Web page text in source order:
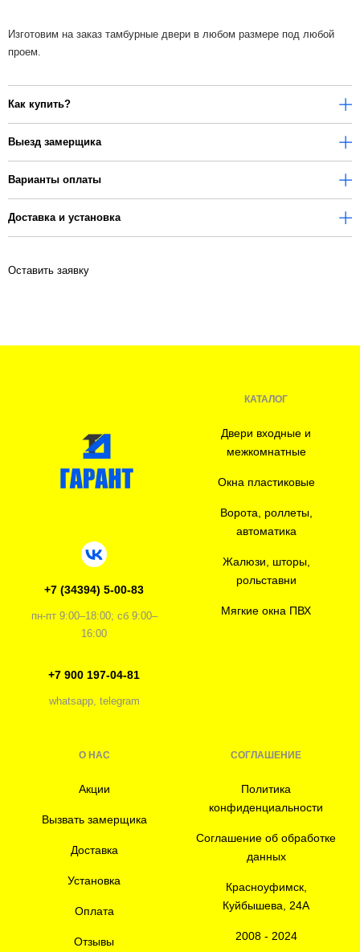
Изготовим на заказ тамбурные двери в любом размере под любой
проем.
Как купить?
Выезд замерщика
Варианты оплаты
Доставка и установка
Оставить заявку
+7 (34394) 5-00-83
пн-пт 9:00–18:00; сб 9:00–
16:00
+7 900 197-04-81
whatsapp, telegram
КАТАЛОГ
Двери входные и
межкомнатные
Окна пластиковые
Ворота, роллеты,
автоматика
Жалюзи, шторы,
рольставни
Мягкие окна ПВХ
О НАС
Акции
Вызвать замерщика
Доставка
Установка
Оплата
Отзывы
СОГЛАШЕНИЕ
Политика
конфиденциальности
Соглашение об обработке
данных
Красноуфимск,
Куйбышева, 24А
2008 - 2024